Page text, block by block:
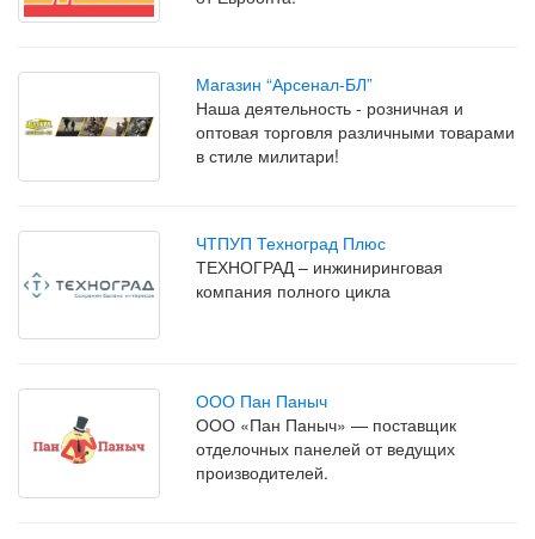
Магазин “Арсенал-БЛ”
Наша деятельность - розничная и
оптовая торговля различными товарами
в стиле милитари!
ЧТПУП Техноград Плюс
ТЕХНОГРАД – инжиниринговая
компания полного цикла
ООО Пан Паныч
ООО «Пан Паныч» — поставщик
отделочных панелей от ведущих
производителей.